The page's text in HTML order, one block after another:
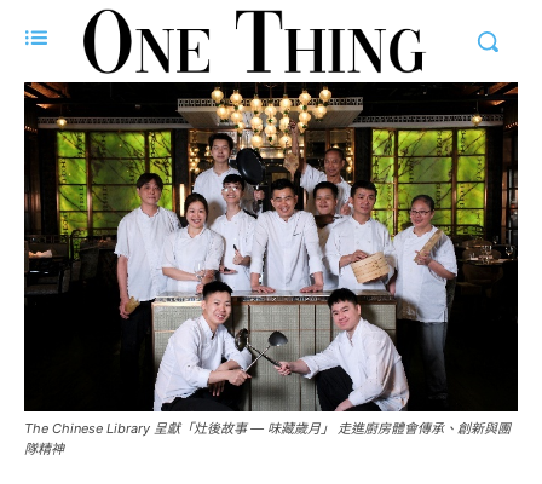
The Chinese Library 呈獻「灶後故事 — 味藏歲月」 走進廚房體會傳承、創新與團
隊精神